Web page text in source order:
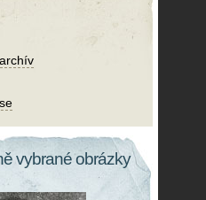
vybrané obrázky